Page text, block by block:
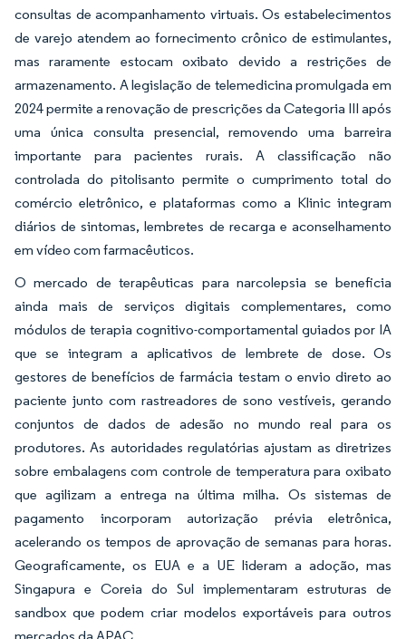
consultas de acompanhamento virtuais. Os estabelecimentos
de varejo atendem ao fornecimento crônico de estimulantes,
mas raramente estocam oxibato devido a restrições de
armazenamento. A legislação de telemedicina promulgada em
2024 permite a renovação de prescrições da Categoria III após
uma única consulta presencial, removendo uma barreira
importante para pacientes rurais. A classificação não
controlada do pitolisanto permite o cumprimento total do
comércio eletrônico, e plataformas como a Klinic integram
diários de sintomas, lembretes de recarga e aconselhamento
em vídeo com farmacêuticos.
O mercado de terapêuticas para narcolepsia se beneficia
ainda mais de serviços digitais complementares, como
módulos de terapia cognitivo-comportamental guiados por IA
que se integram a aplicativos de lembrete de dose. Os
gestores de benefícios de farmácia testam o envio direto ao
paciente junto com rastreadores de sono vestíveis, gerando
conjuntos de dados de adesão no mundo real para os
produtores. As autoridades regulatórias ajustam as diretrizes
sobre embalagens com controle de temperatura para oxibato
que agilizam a entrega na última milha. Os sistemas de
pagamento incorporam autorização prévia eletrônica,
acelerando os tempos de aprovação de semanas para horas.
Geograficamente, os EUA e a UE lideram a adoção, mas
Singapura e Coreia do Sul implementaram estruturas de
sandbox que podem criar modelos exportáveis para outros